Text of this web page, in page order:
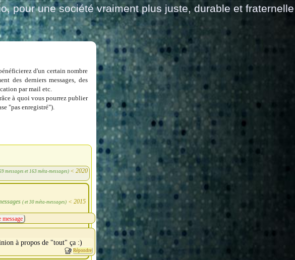
, pour une société vraiment plus juste, durable et fraternelle
d'un certain nombre
des derniers messages, des
par mail etc.
à quoi vous pourrez publier
"pas enregistré").
messages et 163 méta-messages) < 2020
( et 30 méta-messages)< 2015
message
à propos de "tout" ça :)
Répondre